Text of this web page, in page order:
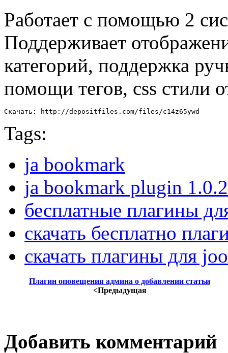
Работает с помощью 2
Поддерживает
категорий, поддержка
помощи тегов, css стили
Скачать: http://depositfiles.com/files/c14z65ywd
Tags:
ja bookmark
ja bookmark plugin 1.0.2
бесплатные плагины
скачать бесплатно
скачать плагины для
Плагин оповещения админа о добавлении статьи
<Предыдущая
Добавить комментарий